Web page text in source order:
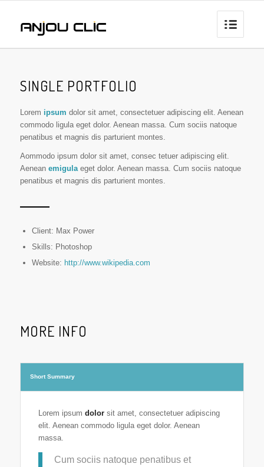
SINGLE PORTFOLIO
Lorem ipsum dolor sit amet, consectetuer adipiscing elit. Aenean
commodo ligula eget dolor. Aenean massa. Cum sociis natoque
penatibus et magnis dis parturient montes.
Aommodo ipsum dolor sit amet, consec tetuer adipiscing elit.
Aenean emigulaeget dolor. Aenean massa. Cum sociis natoque
penatibus et magnis dis parturient montes.
Client: Max Power
Skills: Photoshop
Website: http://www.wikipedia.com
MORE INFO
Short Summary
Lorem ipsum dolorsit amet, consectetuer adipiscing
elit. Aenean commodo ligula eget dolor. Aenean
massa.
Cum sociis natoque penatibus et